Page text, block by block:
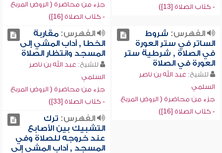
- كتاب الصلاة [13])
جزء من محاضرة ( الروض المربع
- كتاب الصلاة [16])
الفهرس: شروط
الساتر في ستر العورة
في الصلاة , شرطية ستر
العورة في الصلاة
للشيخ: عبد الله بن ناصر
السلمي
جزء من محاضرة ( الروض المربع
- كتاب الصلاة [16])
الفهرس:مقاربة
الخطا , آداب المشي إلى
المسجد وانتظار الصلاة
للشيخ: عبد الله بن ناصر
السلمي
جزء من محاضرة ( الروض المربع
- كتاب الصلاة [33])
الفهرس: ترك
التشبيك بين الأصابع
عند خروجه للصلاة وفي
المسجد , آداب المشي إلى